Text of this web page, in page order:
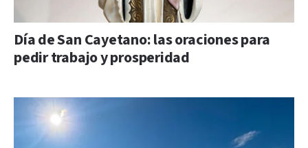
Día de San Cayetano: las oraciones para
pedir trabajo y prosperidad